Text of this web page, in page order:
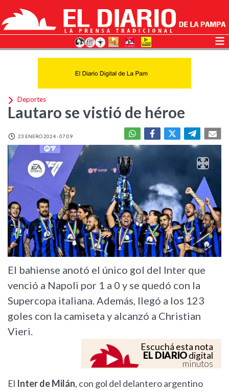
Deportes
Lautaro se vistió de héroe
23 ENERO 2024 - 07:09
El bahiense anotó el único gol del Inter que
venció a Napoli por 1 a 0 y se quedó con la
Supercopa italiana. Además, llegó a los 123
goles con la camiseta y alcanzó a Christian
Vieri.
Escuchá esta nota
EL DIARIOdigital
minutos
El Inter de Milán, con gol del delantero argentino